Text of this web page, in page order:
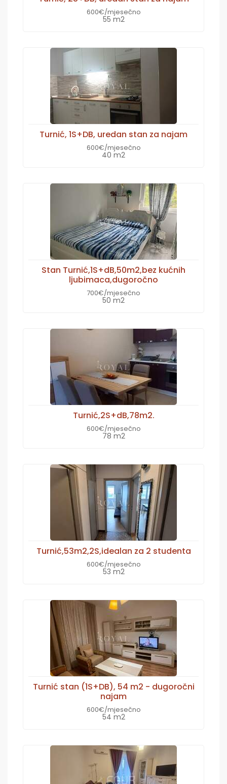
600€/mjesečno
55 m2
Turnić, 1S+DB, uredan stan za najam
600€/mjesečno
40 m2
Stan Turnić,1S+dB,50m2,bez kućnih
ljubimaca,dugoročno
700€/mjesečno
50 m2
Turnić,2S+dB,78m2.
600€/mjesečno
78 m2
Turnić,53m2,2S,idealan za 2 studenta
600€/mjesečno
53 m2
Turnić stan (1S+DB), 54 m2 - dugoročni
najam
600€/mjesečno
54 m2